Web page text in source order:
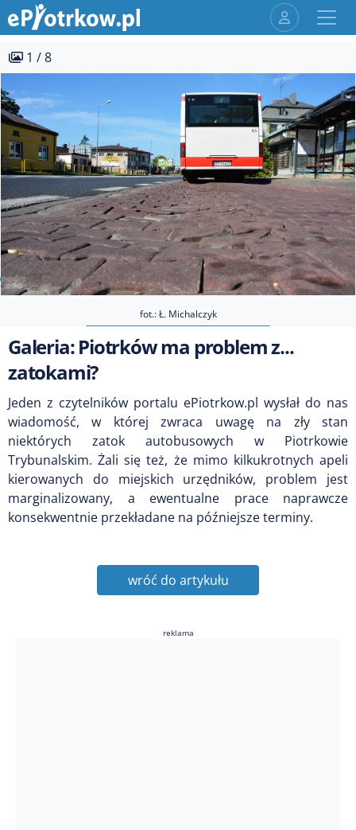
1 / 8
fot.: Ł. Michalczyk
Galeria: Piotrków ma problem z...
zatokami?
Jeden z czytelników portalu ePiotrkow.pl wysłał do nas
wiadomość, w której zwraca uwagę na zły stan
niektórych zatok autobusowych w Piotrkowie
Trybunalskim. Żali się też, że mimo kilkukrotnych apeli
kierowanych do miejskich urzędników, problem jest
marginalizowany, a ewentualne prace naprawcze
konsekwentnie przekładane na późniejsze terminy.
wróć do artykułu
reklama